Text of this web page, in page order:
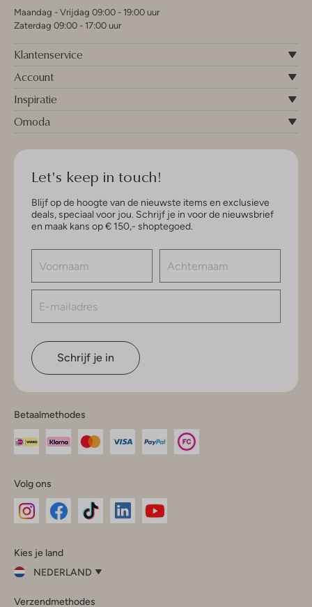
Maandag - Vrijdag 09:00 - 19:00 uur
Zaterdag 09:00 - 17:00 uur
Klantenservice
Account
Inspiratie
Omoda
Let's keep in touch!
Blijf op de hoogte van de nieuwste items en exclusieve
deals, speciaal voor jou. Schrijf je in voor de nieuwsbrief
en maak kans op € 150,- shoptegoed.
Schrijf je in
Betaalmethodes
Volg ons
InstagramFacebook
Kies je land
NEDERLAND
je
Verzendmethodes